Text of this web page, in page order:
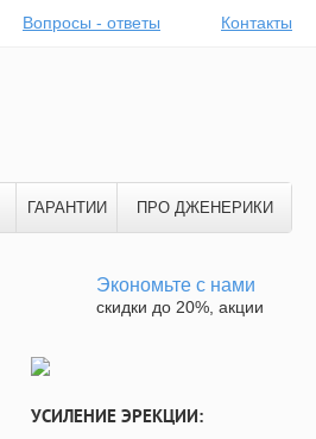
Вопросы - ответы Контакты
ГАРАНТИИ ПРО ДЖЕНЕРИКИ
Экономьте с нами
скидки до 20%, акции
УСИЛЕНИЕ ЭРЕКЦИИ: